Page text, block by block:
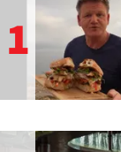
1